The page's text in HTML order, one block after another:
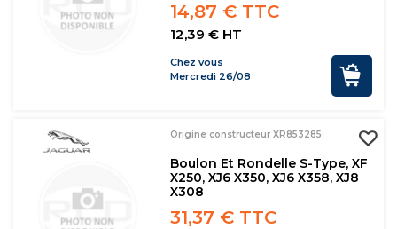
14,87 € TTC
12,39 € HT
Chez vous
Mercredi 26/08
Origine constructeur XR853285
Boulon Et Rondelle S-Type, XF
X250, XJ6 X350, XJ6 X358, XJ8
X308
31,37 € TTC